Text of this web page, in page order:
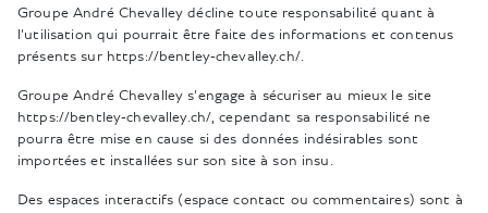
Groupe André Chevalley décline toute responsabilité quant à
l’utilisation qui pourrait être faite des informations et contenus
présents sur https://bentley-chevalley.ch/.
Groupe André Chevalley s’engage à sécuriser au mieux le site
https://bentley-chevalley.ch/, cependant sa responsabilité ne
pourra être mise en cause si des données indésirables sont
importées et installées sur son site à son insu.
Des espaces interactifs (espace contact ou commentaires) sont à